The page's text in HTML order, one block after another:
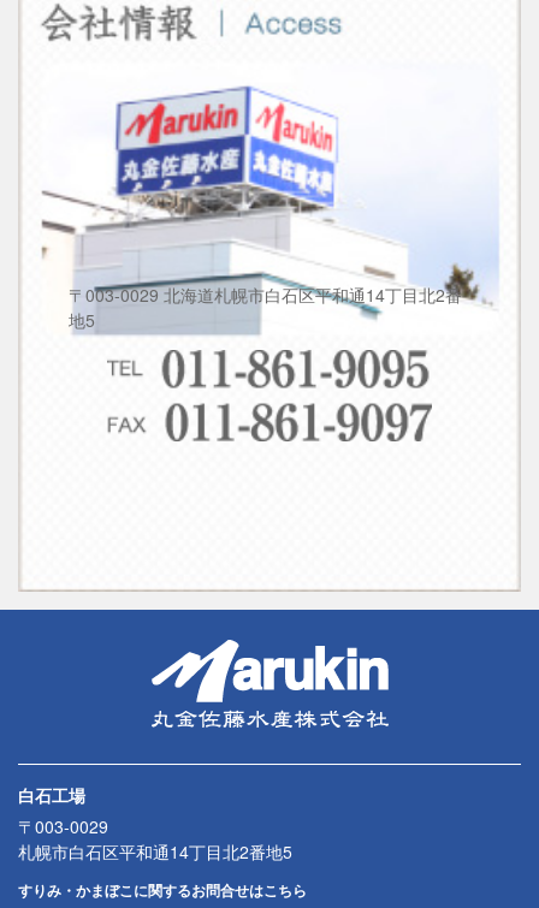
〒003-0029 北海道札幌市白石区平和通14丁目北2番
地5
白石工場
〒003-0029
札幌市白石区平和通14丁目北2番地5
すりみ・かまぼこに関するお問合せはこちら